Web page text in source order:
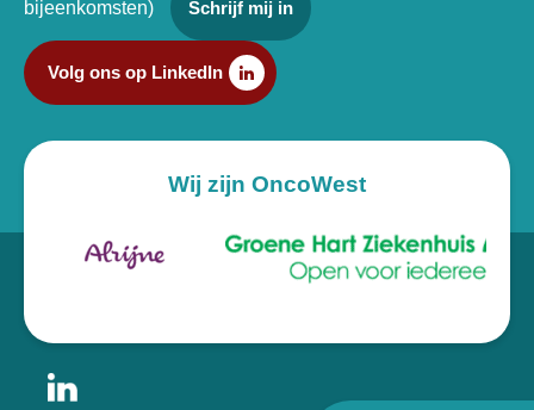
bijeenkomsten) Schrijf mij in
Volg ons op LinkedIn
Wij zijn OncoWest